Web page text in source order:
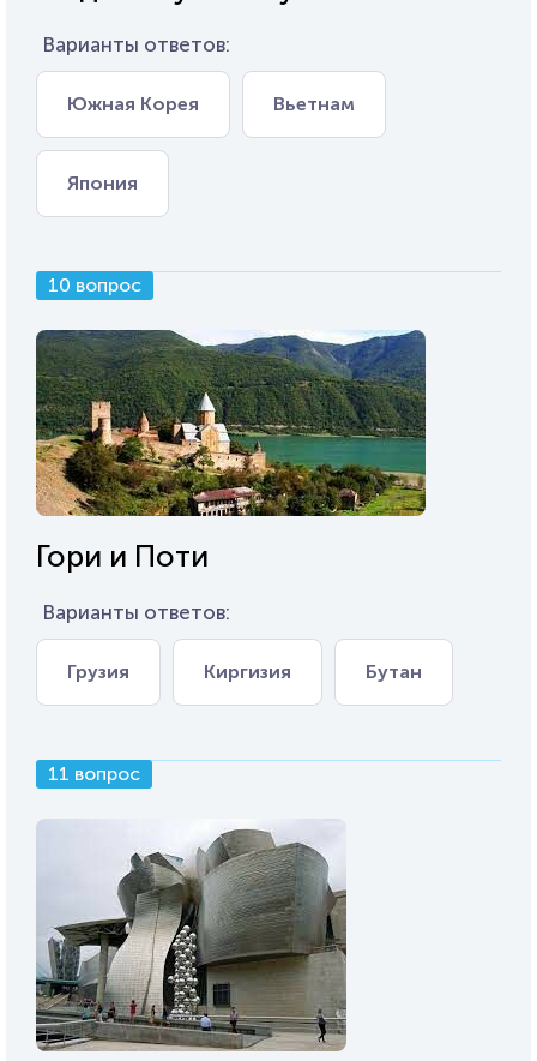
Варианты ответов:
Южная Корея Вьетнам
Япония
10 вопрос
Гори и Поти
Варианты ответов:
Грузия Киргизия Бутан
11 вопрос